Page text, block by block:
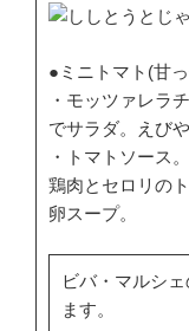
●ミニトマト(甘
・モッツァレラ
でサラダ。えび
・トマトソース
鶏肉とセロリの
卵スープ。
ビバ・マルシ
ます。